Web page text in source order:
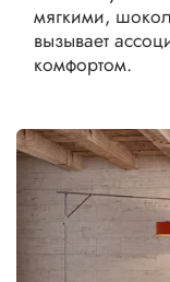
мягкими,
вызывает
комфортом.